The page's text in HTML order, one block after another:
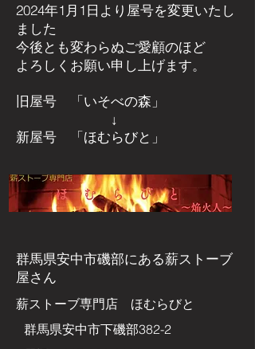
2024年1月1日より屋号を変更いたし
ました
今後とも変わらぬご愛顧のほど
よろしくお願い申し上げます。
旧屋号 「いそべの森」
↓
新屋号 「ほむらびと」
群馬県安中市磯部にある薪ストーブ
屋さん
​薪ストーブ専門店 ほむらびと
群馬県安中市下磯部382-2